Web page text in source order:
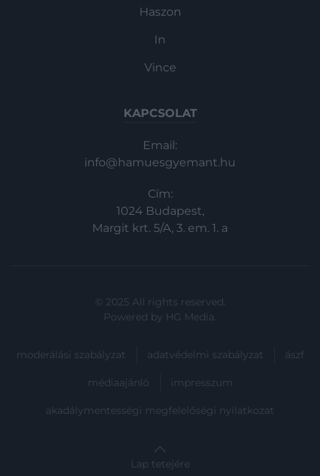
Haszon
In
Vince
KAPCSOLAT
Email:
info@hamuesgyemant.hu
Cím:
1024 Budapest,
Margit krt. 5/A, 3. em. 1. a
© 2025 All rights reserved.
Powered by HG Media.
moderálási szabályzat adatvédelmi szabályzat ászf
médiaajánló impresszum
akadálymentességi megfelelőségi nyilatkozat
Lap tetejére